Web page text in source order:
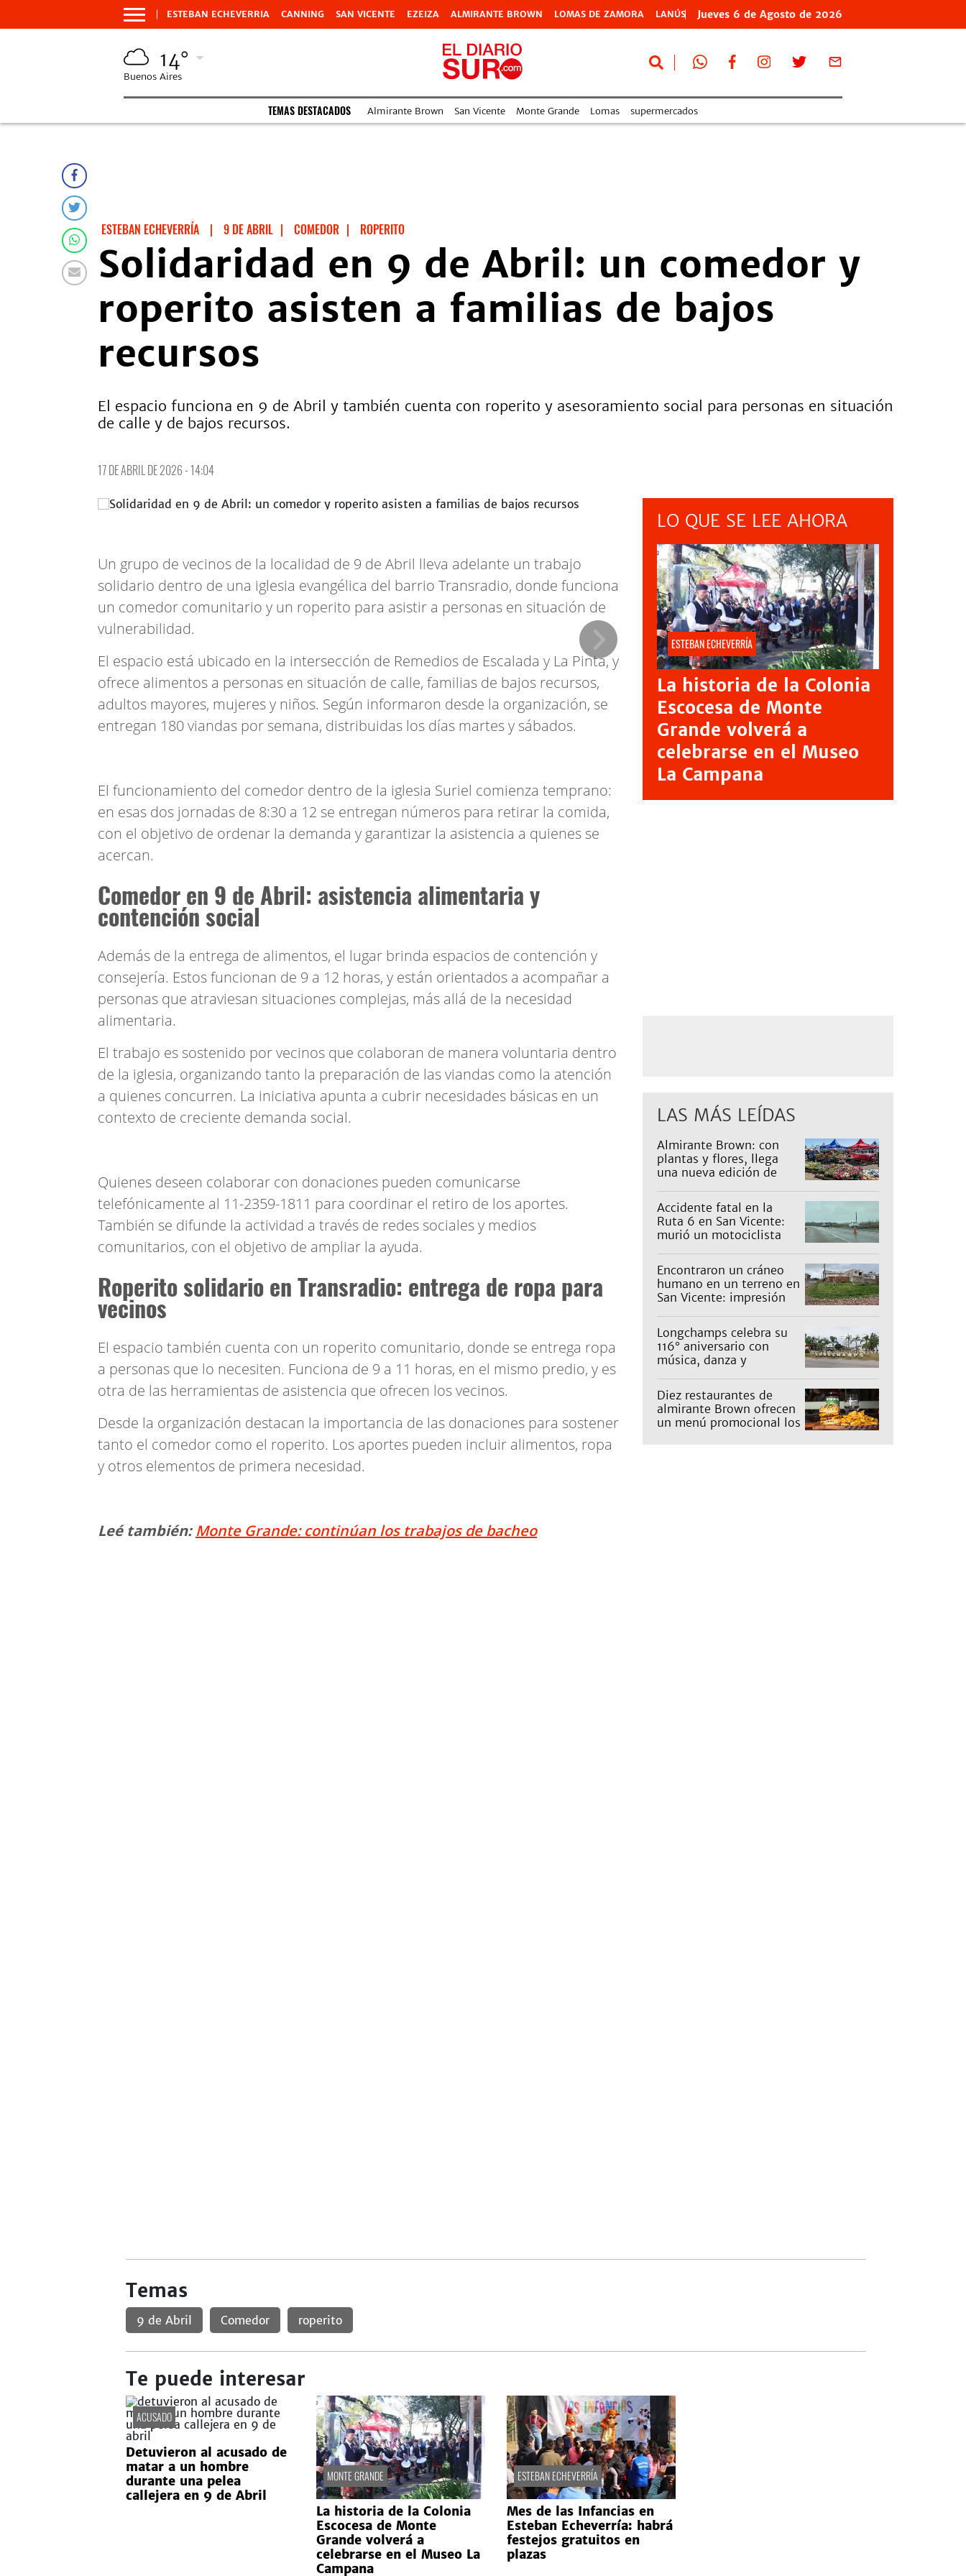
ESTEBAN ECHEVERRIA CANNING SAN VICENTE EZEIZA ALMIRANTE BROWN LOMAS DE ZAMORA LANÚS Jueves 6 de Agosto de 2026
14°
Buenos Aires
TEMAS DESTACADOS Almirante Brown San Vicente Monte Grande Lomas supermercados
ESTEBAN ECHEVERRÍA | 9 DE ABRIL | COMEDOR | ROPERITO
Solidaridad en 9 de Abril: un comedor y
roperito asisten a familias de bajos
recursos
El espacio funciona en 9 de Abril y también cuenta con roperito y asesoramiento social para personas en situación
de calle y de bajos recursos.
17 DE ABRIL DE 2026 - 14:04
Un grupo de vecinos de la localidad de 9 de Abril lleva adelante un trabajo
solidario dentro de una iglesia evangélica del barrio Transradio, donde funciona
un comedor comunitario y un roperito para asistir a personas en situación de
vulnerabilidad.
El espacio está ubicado en la intersección de Remedios de Escalada y La Pinta, y
ofrece alimentos a personas en situación de calle, familias de bajos recursos,
adultos mayores, mujeres y niños. Según informaron desde la organización, se
entregan 180 viandas por semana, distribuidas los días martes y sábados.
El funcionamiento del comedor dentro de la iglesia Suriel comienza temprano:
en esas dos jornadas de 8:30 a 12 se entregan números para retirar la comida,
con el objetivo de ordenar la demanda y garantizar la asistencia a quienes se
acercan.
Comedor en 9 de Abril: asistencia alimentaria y
contención social
Además de la entrega de alimentos, el lugar brinda espacios de contención y
consejería. Estos funcionan de 9 a 12 horas, y están orientados a acompañar a
personas que atraviesan situaciones complejas, más allá de la necesidad
alimentaria.
El trabajo es sostenido por vecinos que colaboran de manera voluntaria dentro
de la iglesia, organizando tanto la preparación de las viandas como la atención
a quienes concurren. La iniciativa apunta a cubrir necesidades básicas en un
contexto de creciente demanda social.
Quienes deseen colaborar con donaciones pueden comunicarse
telefónicamente al 11-2359-1811 para coordinar el retiro de los aportes.
También se difunde la actividad a través de redes sociales y medios
comunitarios, con el objetivo de ampliar la ayuda.
Roperito solidario en Transradio: entrega de ropa para
vecinos
El espacio también cuenta con un roperito comunitario, donde se entrega ropa
a personas que lo necesiten. Funciona de 9 a 11 horas, en el mismo predio, y es
otra de las herramientas de asistencia que ofrecen los vecinos.
Desde la organización destacan la importancia de las donaciones para sostener
tanto el comedor como el roperito. Los aportes pueden incluir alimentos, ropa
y otros elementos de primera necesidad.
Leé también: Monte Grande: continúan los trabajos de bacheo
LO QUE SE LEE AHORA
ESTEBAN ECHEVERRÍA
La historia de la Colonia
Escocesa de Monte
Grande volverá a
celebrarse en el Museo
La Campana
LAS MÁS LEÍDAS
Almirante Brown: con
plantas y flores, llega
una nueva edición de
Accidente fatal en la
Ruta 6 en San Vicente:
murió un motociclista
Encontraron un cráneo
humano en un terreno en
San Vicente: impresión
Longchamps celebra su
116° aniversario con
música, danza y
familia
Diez restaurantes de
almirante Brown ofrecen
un menú promocional los
Temas
9 de Abril Comedor roperito
Te puede interesar
ACUSADO
Detuvieron al acusado de
matar a un hombre
durante una pelea
callejera en 9 de Abril
MONTE GRANDE
La historia de la Colonia
Escocesa de Monte
Grande volverá a
celebrarse en el Museo La
Campana
ESTEBAN ECHEVERRÍA
Mes de las Infancias en
Esteban Echeverría: habrá
festejos gratuitos en
plazas